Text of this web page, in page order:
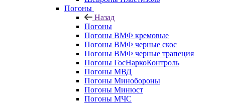
Погоны
Назад
Погоны
Погоны ВМФ кремовые
Погоны ВМФ черные скос
Погоны ВМФ черные трапеция
Погоны ГосНаркоКонтроль
Погоны МВД
Погоны Минобороны
Погоны Минюст
Погоны МЧС